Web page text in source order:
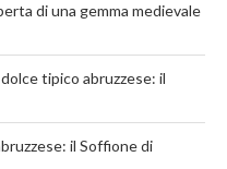
di una gemma medievale
tipico abruzzese: il
il Soffione di